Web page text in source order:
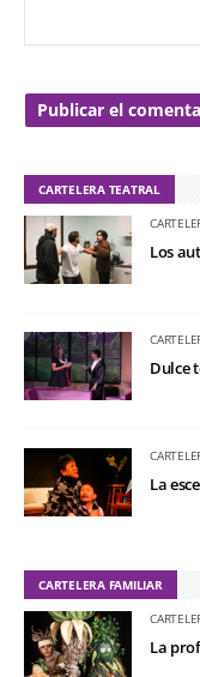
CARTELERA TEATRAL
Los
Dulce
La
CARTELERA FAMILIAR
La